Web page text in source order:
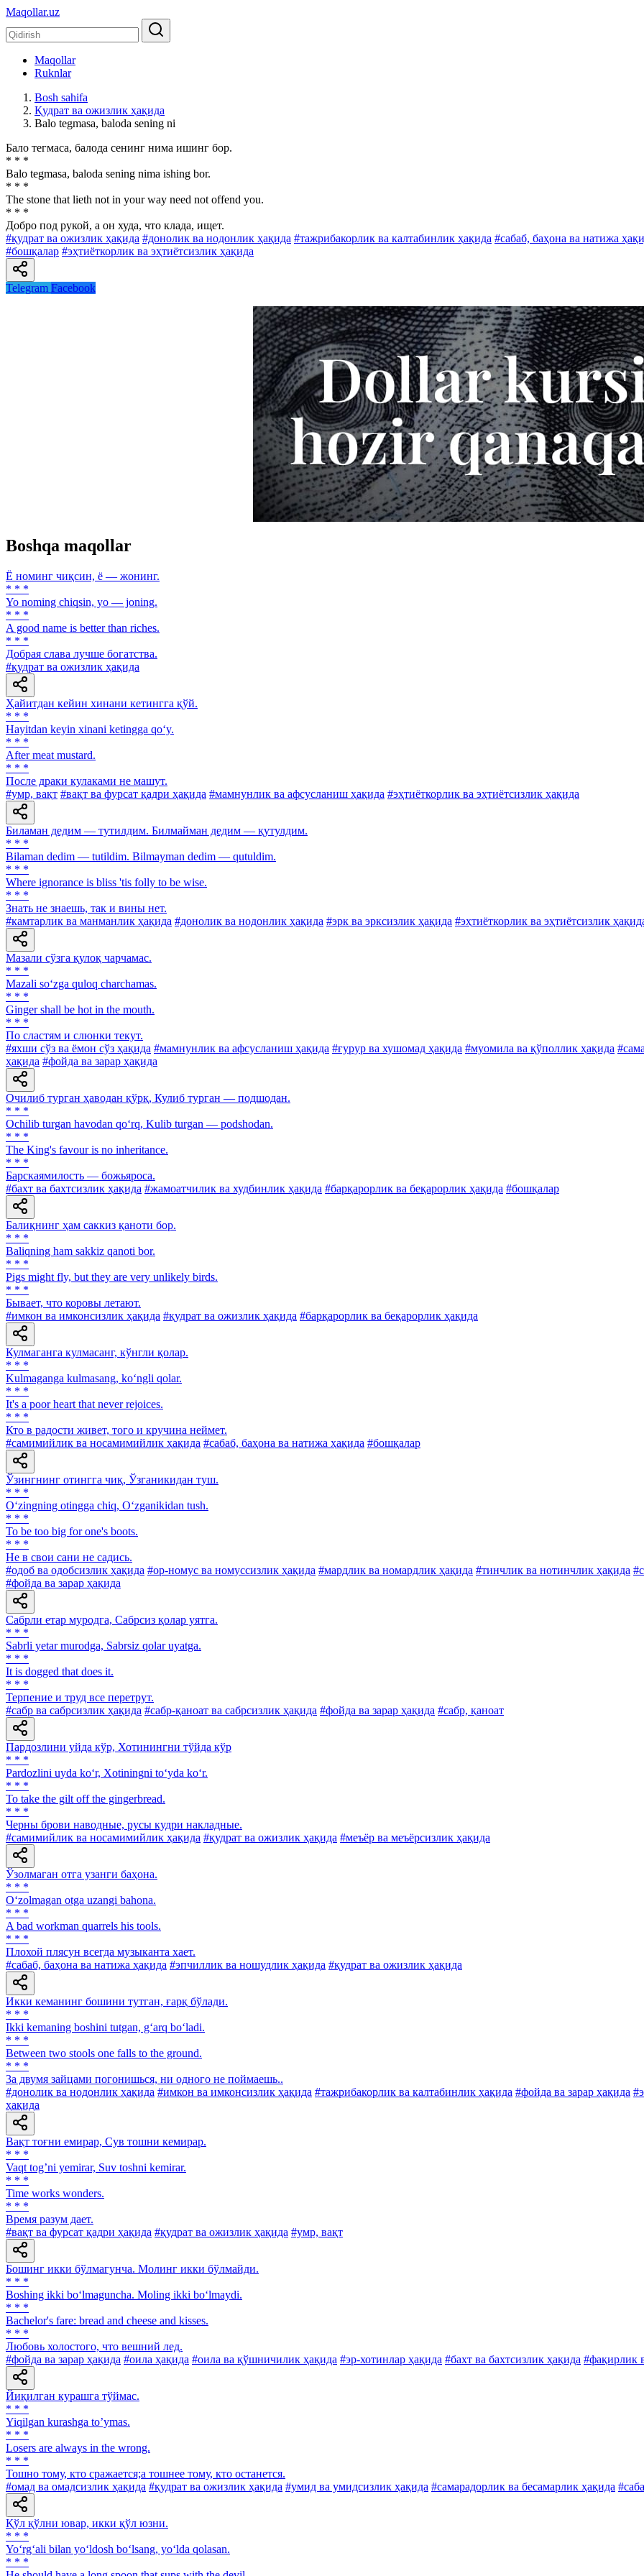
Maqollar.uz
Maqollar
Ruknlar
Bosh sahifa
Қудрат ва ожизлик ҳақида
Balo tegmasa, baloda sening ni
Бало тегмаса, балода сенинг нима ишинг бор.
* * *
Balo tegmasa, baloda sening nima ishing bor.
* * *
The stone that lieth not in your way need not offend you.
* * *
Добро под рукой, а он худа, что клада, ищет.
#қудрат ва ожизлик ҳақида #донолик ва нодонлик ҳақида #тажрибакорлик ва калтабинлик ҳақида #сабаб, баҳона ва натижа
#бошқалар #эҳтиёткорлик ва эҳтиётсизлик ҳақида
Telegram Facebook
Boshqa maqollar
Ё номинг чиқсин, ё — жонинг.
* * *
Yo noming chiqsin, yo — joning.
* * *
A good name is better than riches.
* * *
Добрая слава лучше богатства.
#қудрат ва ожизлик ҳақида
Ҳайитдан кейин хинани кетингга қўй.
* * *
Hayitdan keyin xinani ketingga qo‘y.
* * *
After meat mustard.
* * *
После драки кулаками не машут.
#умр, вақт #вақт ва фурсат қадри ҳақида #мамнунлик ва афсусланиш ҳақида #эҳтиёткорлик ва эҳтиётсизлик ҳақида
Биламан дедим — тутилдим. Билмайман дедим — қутулдим.
* * *
Bilaman dedim — tutildim. Bilmayman dedim — qutuldim.
* * *
Where ignorance is bliss 'tis folly to be wise.
* * *
Знать не знаешь, так и вины нет.
#камтарлик ва манманлик ҳақида #донолик ва нодонлик ҳақида #эрк ва эрксизлик ҳақида #эҳтиёткорлик ва эҳтиётсизлик
Мазали сўзга қулоқ чарчамас.
* * *
Mazali so‘zga quloq charchamas.
* * *
Ginger shall be hot in the mouth.
* * *
По сластям и слюнки текут.
#яхши сўз ва ёмон сўз ҳақида #мамнунлик ва афсусланиш ҳақида #ғурур ва хушомад ҳақида #муомила ва қўполлик ҳақида
ҳақида #фойда ва зарар ҳақида
Очилиб турган ҳаводан қўрқ, Кулиб турган — подшодан.
* * *
Ochilib turgan havodan qo‘rq, Kulib turgan — podshodan.
* * *
The King's favour is no inheritance.
* * *
Барскаямилость — божьяроса.
#бахт ва бахтсизлик ҳақида #жамоатчилик ва худбинлик ҳақида #барқарорлик ва беқарорлик ҳақида #бошқалар
Балиқнинг ҳам саккиз қаноти бор.
* * *
Baliqning ham sakkiz qanoti bor.
* * *
Pigs might fly, but they are very unlikely birds.
* * *
Бывает, что коровы летают.
#имкон ва имконсизлик ҳақида #қудрат ва ожизлик ҳақида #барқарорлик ва беқарорлик ҳақида
Кулмаганга кулмасанг, кўнгли қолар.
* * *
Kulmaganga kulmasang, ko‘ngli qolar.
* * *
It's a poor heart that never rejoices.
* * *
Кто в радости живет, того и кручина неймет.
#самимийлик ва носамимийлик ҳақида #сабаб, баҳона ва натижа ҳақида #бошқалар
Ўзингнинг отингга чиқ, Ўзганикидан туш.
* * *
O‘zingning otingga chiq, O‘zganikidan tush.
* * *
To be too big for one's boots.
* * *
He в свои сани не садись.
#одоб ва одобсизлик ҳақида #ор-номус ва номуссизлик ҳақида #мардлик ва номардлик ҳақида #тинчлик ва нотинчлик ҳақида
#фойда ва зарар ҳақида
Сабрли етар муродга, Сабрсиз қолар уятга.
* * *
Sabrli yetar murodga, Sabrsiz qolar uyatga.
* * *
It is dogged that does it.
* * *
Терпение и труд все перетрут.
#сабр ва сабрсизлик ҳақида #сабр-қаноат ва сабрсизлик ҳақида #фойда ва зарар ҳақида #сабр, қаноат
Пардозлини уйда кўр, Хотинингни тўйда кўр
* * *
Pardozlini uyda ko‘r, Xotiningni to‘yda ko‘r.
* * *
To take the gilt off the gingerbread.
* * *
Черны брови наводные, русы кудри накладные.
#самимийлик ва носамимийлик ҳақида #қудрат ва ожизлик ҳақида #меъёр ва меъёрсизлик ҳақида
Ўзолмаган отга узанги баҳона.
* * *
O‘zolmagan otga uzangi bahona.
* * *
A bad workman quarrels his tools.
* * *
Плохой плясун всегда музыканта хает.
#сабаб, баҳона ва натижа ҳақида #эпчиллик ва ношудлик ҳақида #қудрат ва ожизлик ҳақида
Икки кеманинг бошини тутган, ғарқ бўлади.
* * *
Ikki kemaning boshini tutgan, g‘arq bo‘ladi.
* * *
Between two stools one falls to the ground.
* * *
3a двумя зайцами погонишься, ни одного не поймаешь..
#донолик ва нодонлик ҳақида #имкон ва имконсизлик ҳақида #тажрибакорлик ва калтабинлик ҳақида #фойда ва зарар ҳақида
ҳақида
Вақт тоғни емирар, Сув тошни кемирар.
* * *
Vaqt togʼni yemirar, Suv toshni kemirar.
* * *
Time works wonders.
* * *
Время разум дает.
#вақт ва фурсат қадри ҳақида #қудрат ва ожизлик ҳақида #умр, вақт
Бошинг икки бўлмагунча. Молинг икки бўлмайди.
* * *
Boshing ikki bo‘lmaguncha. Moling ikki bo‘lmaydi.
* * *
Bachelor's fare: bread and cheese and kisses.
* * *
Любовь холостого, что вешний лед.
#фойда ва зарар ҳақида #оила ҳақида #оила ва қўшничилик ҳақида #эр-хотинлар ҳақида #бахт ва бахтсизлик ҳақида #фақирлик
Йиқилган курашга тўймас.
* * *
Yiqilgan kurashga toʼymas.
* * *
Losers are always in the wrong.
* * *
Тошно тому, кто сражается;а тошнее тому, кто останется.
#омад ва омадсизлик ҳақида #қудрат ва ожизлик ҳақида #умид ва умидсизлик ҳақида #самарадорлик ва бесамарлик ҳақида
Қўл қўлни ювар, икки қўл юзни.
* * *
Yo‘rg‘ali bilan yo‘ldosh bo‘lsang, yo‘lda qolasan.
* * *